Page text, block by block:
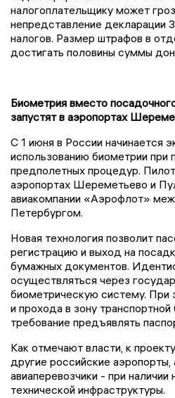
налогоплательщику может
непредставление
налогов. Размер штрафов в
достигать половины суммы
Биометрия вместо
запустят в аэропортах
С 1 июня в России начинается
использованию биометрии при
предполетных процедур.
аэропортах Шереметьево и
авиакомпании «Аэрофлот»
Петербургом.
Новая технология позволит
регистрацию и выход на
бумажных документов.
осуществляться через
биометрическую систему. При
и прохода в зону транспортной
требование предъявлять
Как отмечают власти, к
другие российские аэропорты,
авиаперевозчики - при
технической инфраструктуры.